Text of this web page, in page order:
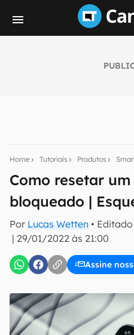
Home Tutoriais Produtos
Como resetar
bloqueado |
Por Lucas Wetten •
| 29/01/2022 às 21:00
Assine
notícias e reviews
Confirmo que li, aceito e